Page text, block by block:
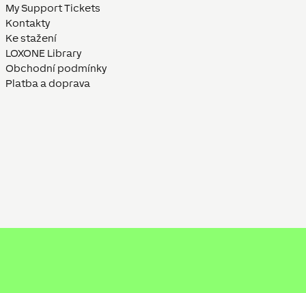
My Support Tickets
Kontakty
Ke stažení
LOXONE Library
Obchodní podmínky
Platba a doprava